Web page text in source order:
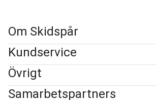
Om Skidspår
Kundservice
Övrigt
Samarbetspartners